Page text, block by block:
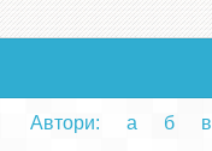
Автори: а б в